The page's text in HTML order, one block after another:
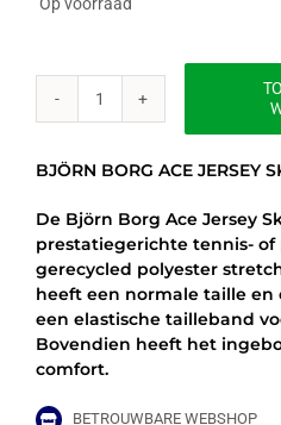
BJÖRN
SKIRT
-
WIT
aantal
BJÖRN BORG ACE JERSEY
De Björn Borg Ace Jersey
prestatiegerichte tennis-
gerecycled polyester
heeft een normale taille
een elastische tailleband
Bovendien heeft het
comfort.
BETROUWBARE WEBSHOP